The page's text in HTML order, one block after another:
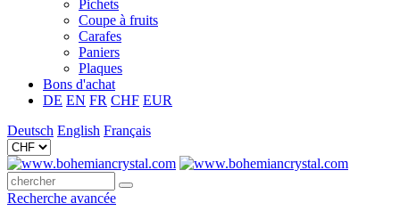
Pichets
Coupe à fruits
Carafes
Paniers
Plaques
Bons d'achat
DE EN FR CHF EUR
Deutsch English Français
Recherche avancée